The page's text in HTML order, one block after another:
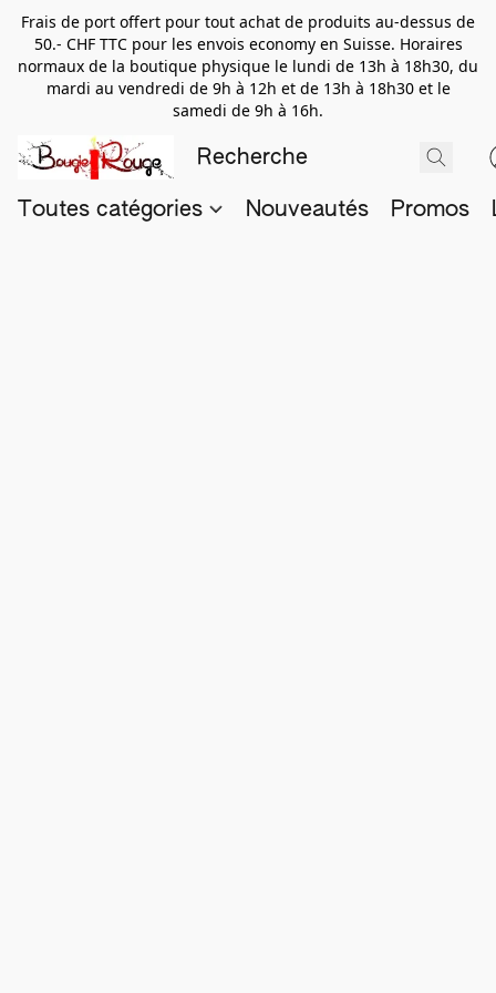
Frais de port offert pour tout achat de produits au-dessus de
50.- CHF TTC pour les envois economy en Suisse. Horaires
normaux de la boutique physique le lundi de 13h à 18h30, du
mardi au vendredi de 9h à 12h et de 13h à 18h30 et le
samedi de 9h à 16h.
Toutes catégories Nouveautés Promos